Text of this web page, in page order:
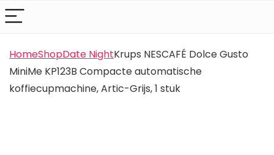
HomeShopDate NightKrups NESCAFÉ Dolce Gusto
MiniMe KP123B Compacte automatische
koffiecupmachine, Artic-Grijs, 1 stuk